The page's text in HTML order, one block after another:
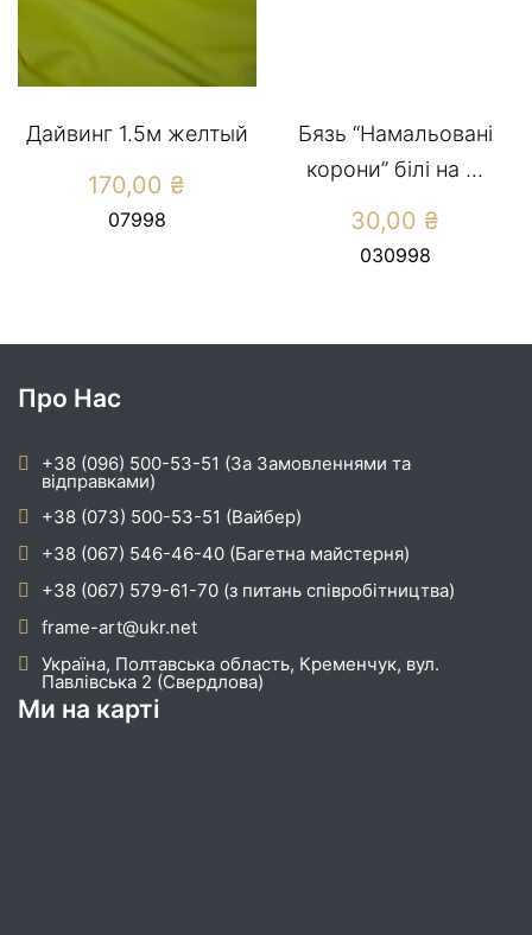
Дайвинг 1.5м желтый
170,00 ₴
07998
Бязь “Намальовані
корони” білі на ...
30,00 ₴
030998
Про Нас
+38 (096) 500-53-51 (За Замовленнями та
відправками)
+38 (073) 500-53-51 (Вайбер)
+38 (067) 546-46-40 (Багетна майстерня)
+38 (067) 579-61-70 (з питань співробітництва)
frame-art@ukr.net
Україна, Полтавська область, Кременчук, вул.
Павлівська 2 (Свердлова)
Ми на карті